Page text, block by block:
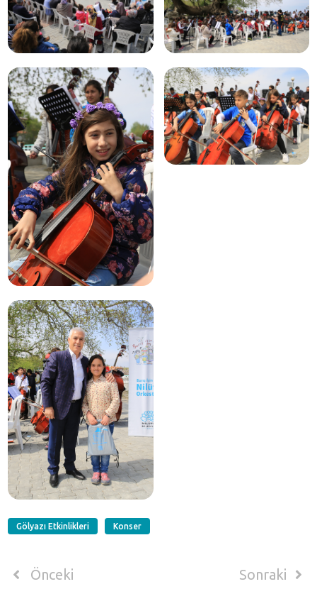
Gölyazı Etkinlikleri Konser
Önceki Sonraki